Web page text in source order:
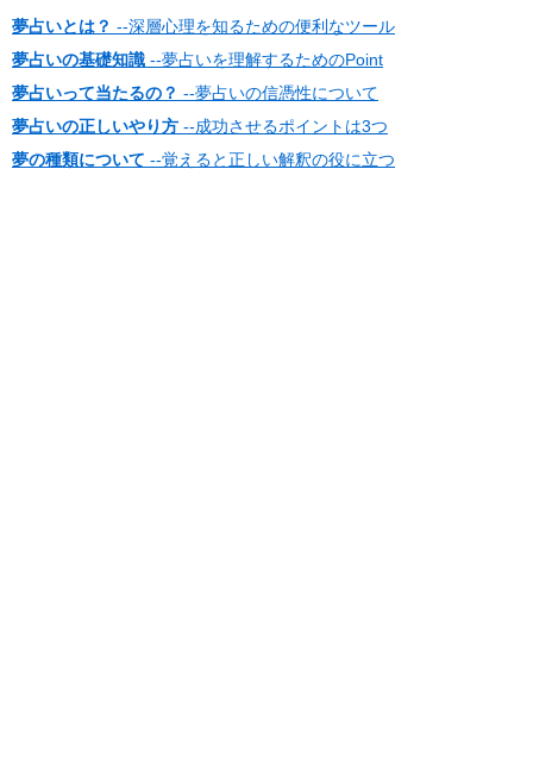
夢占いとは？ --深層心理を知るための便利なツール
夢占いの基礎知識 --夢占いを理解するためのPoint
夢占いって当たるの？ --夢占いの信憑性について
夢占いの正しいやり方 --成功させるポイントは3つ
夢の種類について --覚えると正しい解釈の役に立つ